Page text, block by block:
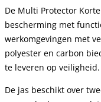
De Multi Protector
bescherming met
werkomgevingen met
polyester en carbon
te leveren op veiligheid.
De jas beschikt over